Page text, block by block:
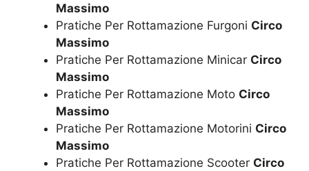
Massimo
Pratiche Per Rottamazione Furgoni Circo
Massimo
Pratiche Per Rottamazione Minicar Circo
Massimo
Pratiche Per Rottamazione Moto Circo
Massimo
Pratiche Per Rottamazione Motorini Circo
Massimo
Pratiche Per Rottamazione Scooter Circo